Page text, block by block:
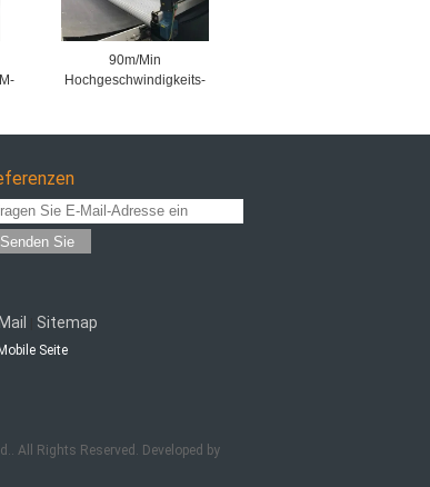
90m/Min
Hochgeschwindigkeits-
Senden Sie
Sitemap
Mobile Seite
All Rights Reserved. Developed by